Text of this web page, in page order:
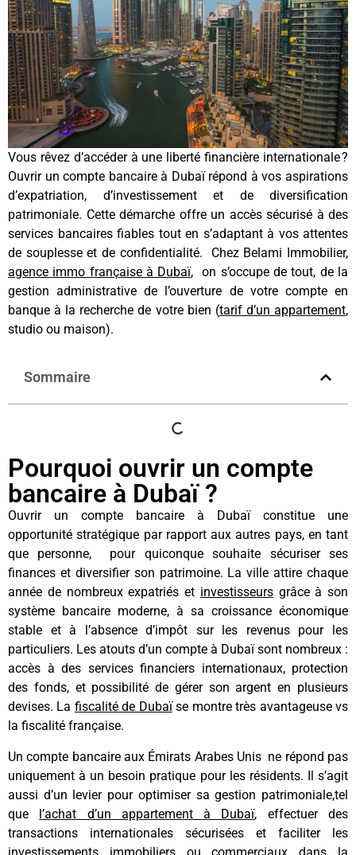
Vous rêvez d’accéder à une liberté financière internationale ?
Ouvrir un compte bancaire à Dubaï répond à vos aspirations
d’expatriation, d’investissement et de diversification
patrimoniale. Cette démarche offre un accès sécurisé à des
services bancaires fiables tout en s’adaptant à vos attentes
de souplesse et de confidentialité. Chez Belami Immobilier,
agence immo française à Dubaï, on s’occupe de tout, de la
gestion administrative de l’ouverture de votre compte en
banque à la recherche de votre bien (tarif d’un appartement,
studio ou maison).
Sommaire
Pourquoi ouvrir un compte
bancaire à Dubaï ?
Ouvrir un compte bancaire à Dubaï constitue une
opportunité stratégique par rapport aux autres pays, en tant
que personne, pour quiconque souhaite sécuriser ses
finances et diversifier son patrimoine. La ville attire chaque
année de nombreux expatriés et investisseursgrâce à son
système bancaire moderne, à sa croissance économique
stable et à l’absence d’impôt sur les revenus pour les
particuliers. Les atouts d’un compte à Dubaï sont nombreux :
accès à des services financiers internationaux, protection
des fonds, et possibilité de gérer son argent en plusieurs
devises. La fiscalité de Dubaïse montre très avantageuse vs
la fiscalité française.
Un compte bancaire aux Émirats Arabes Unis ne répond pas
uniquement à un besoin pratique pour les résidents. Il s’agit
aussi d’un levier pour optimiser sa gestion patrimoniale,tel
que l’achat d’un appartement à Dubaï, effectuer des
transactions internationales sécurisées et faciliter les
investissements immobiliersou commerciaux dans la